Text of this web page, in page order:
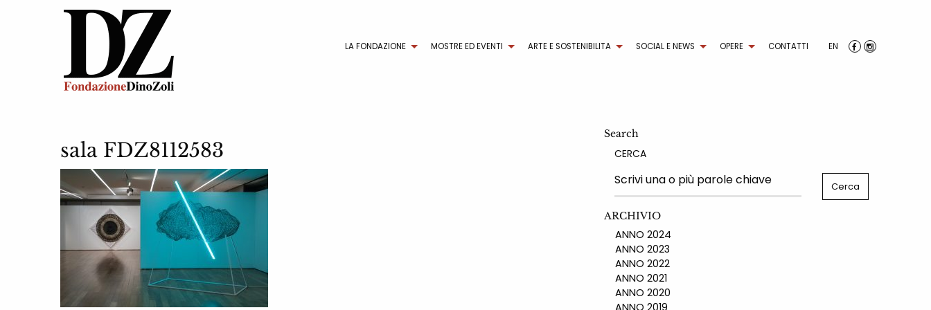
LA FONDAZIONE MOSTRE ED EVENTI ARTE E SOSTENIBILITA SOCIAL E NEWS OPERE CONTATTI EN
sala FDZ8112583
Search
CERCA
ARCHIVIO
ANNO 2024
ANNO 2023
ANNO 2022
ANNO 2021
ANNO 2020